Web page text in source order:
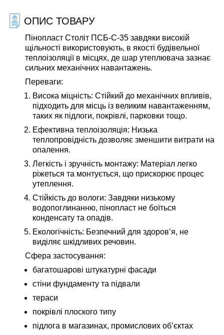
ОПИС ТОВАРУ
Пінопласт Століт ПСБ-С-35 завдяки високій
щільності використовують, в якості будівельної
теплоізоляції в місцях, де шар утеплювача зазнає
сильних механічних навантажень.
Переваги:
Висока міцність: Стійкий до механічних впливів,
підходить для місць із великим навантаженням,
таких як підлоги, покрівлі, парковки тощо.
Ефективна теплоізоляція: Низька
теплопровідність дозволяє зменшити витрати на
опалення.
Легкість і зручність монтажу: Матеріал легко
ріжеться та монтується, що прискорює процес
утеплення.
Стійкість до вологи: Завдяки низькому
водопоглинанню, пінопласт не боїться
конденсату та опадів.
Екологічність: Безпечний для здоров’я, не
виділяє шкідливих речовин.
Сфера застосування:
багатошарові штукатурні фасади
стіни фундаменту та підвали
тераси
покрівлі плоского типу
підлога в магазинах, промислових об’єктах